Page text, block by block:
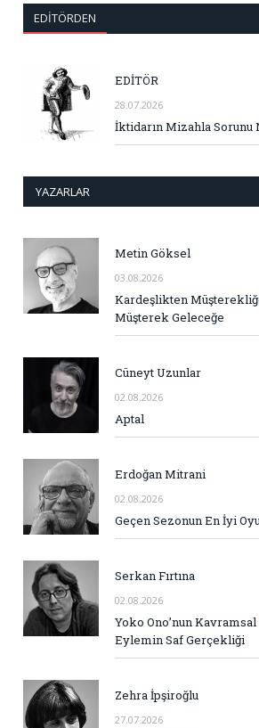
EDITÖRDEN
EDİTÖR
28.07.2026
İktidarın Mizahla Sorunu
YAZARLAR
Metin Göksel
03.08.2026
Kardeşlikten
Müşterek Geleceğe
Cüneyt Uzunlar
02.08.2026
Aptal
Erdoğan Mitrani
02.08.2026
Geçen Sezonun En İyi
Serkan Fırtına
02.08.2026
Yoko Ono’nun
Eylemin Saf Gerçekliği
Zehra İpşiroğlu
27.07.2026